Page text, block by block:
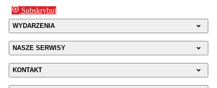
Subskrybuj
WYDARZENIA
NASZE SERWISY
KONTAKT